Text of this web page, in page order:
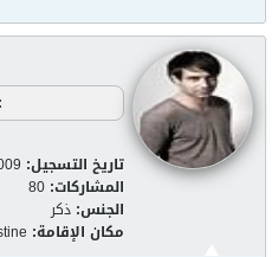
تاريخ التسجيل:
المشاركات: 80
الجنس: ذكر
مكان الإقامة: